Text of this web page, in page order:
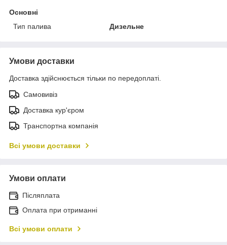
Основні
Тип палива
Дизельне
Умови доставки
Доставка здійснюється тільки по передоплаті.
Самовивіз
Доставка кур'єром
Транспортна компанія
Всі умови доставки
Умови оплати
Післяплата
Оплата при отриманні
Всі умови оплати